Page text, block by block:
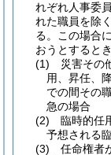
れぞれ人事委
れた職員を除
る。
この場合
おうとすると
(1)
災害その
用、昇任、
での間その
急の場合
(2)
臨時的任
予想される
(3)
任命権者